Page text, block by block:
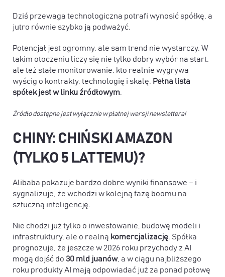
Dziś przewaga technologiczna potrafi wynosić spółkę, a
jutro równie szybko ją podważyć.
Potencjał jest ogromny, ale sam trend nie wystarczy. W
takim otoczeniu liczy się nie tylko dobry wybór na start,
ale też stałe monitorowanie, kto realnie wygrywa
wyścig o kontrakty, technologię i skalę. Pełna lista
spółek jest w linku źródłowym.
Źródło dostępne jest wyłącznie w płatnej wersji newslettera!
CHINY: CHIŃSKI AMAZON
(TYLKO 5 LAT TEMU)?
Alibaba pokazuje bardzo dobre wyniki finansowe – i
sygnalizuje, że wchodzi w kolejną fazę boomu na
sztuczną inteligencję.
Nie chodzi już tylko o inwestowanie, budowę modeli i
infrastruktury, ale o realną komercjalizację. Spółka
prognozuje, że jeszcze w 2026 roku przychody z AI
mogą dojść do 30 mld juanów, a w ciągu najbliższego
roku produkty AI mają odpowiadać już za ponad połowę